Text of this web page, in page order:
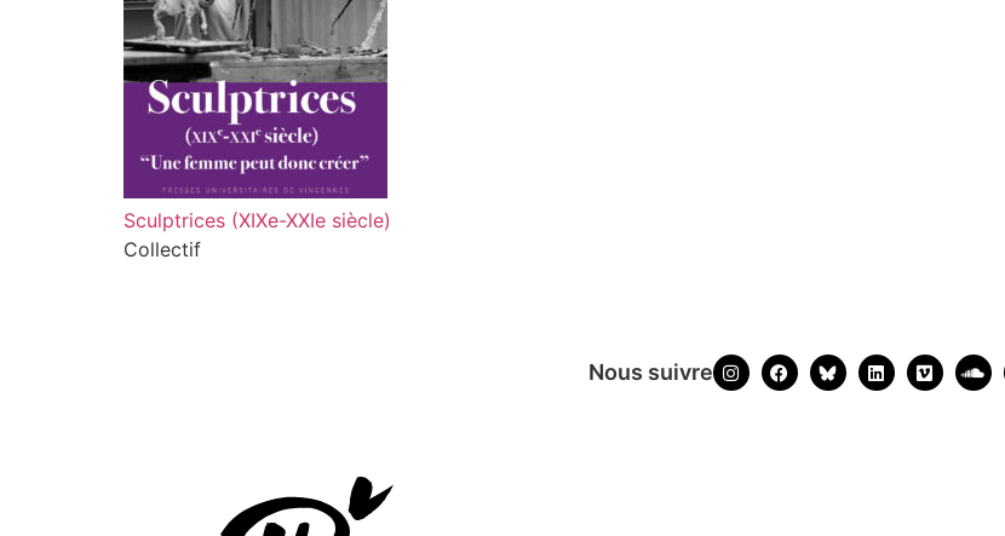
Sculptrices (XIXe-XXIe siècle)
Collectif
Nous suivre